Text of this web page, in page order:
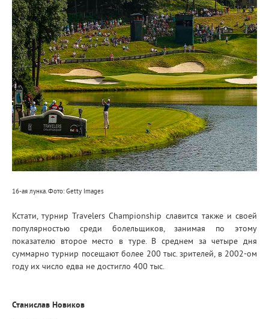
16-ая лунка. Фото: Getty Images
Кстати, турнир Travelers Championship славится также и своей
популярностью среди болельщиков, занимая по этому
показателю второе место в туре. В среднем за четыре дня
суммарно турнир посещают более 200 тыс. зрителей, в 2002-ом
году их число едва не достигло 400 тыс.
Станислав Новиков